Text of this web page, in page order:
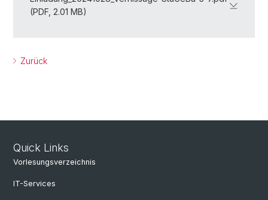
(PDF, 2.01 MB)
Zurück
Quick Links
Vorlesungsverzeichnis
IT-Services